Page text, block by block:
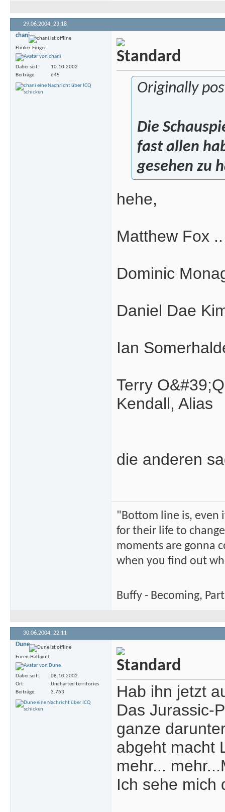
29.06.2004, 23:18
chani
Flinker Finger
Dabei seit
10.10.2002
Beiträge
645
Originally
Die
fast allen
gesehen zu
hehe,
Matthew Fox
Dominic
Daniel Dae
Ian
Terry
Kendall, Alias
die anderen
"Bottom line is, even
for their life to
moments are gonna
when you find out
Buffy - Becoming,
30.06.2004, 22:11
Dune
Foren-Halbgott
Dabei seit
08.10.2002
Ort
Uncharted territories
Beiträge
3.763
Hab ihn jetzt
Das Jurassic-
ganze
abgeht macht
mehr...
Ich sehe mich